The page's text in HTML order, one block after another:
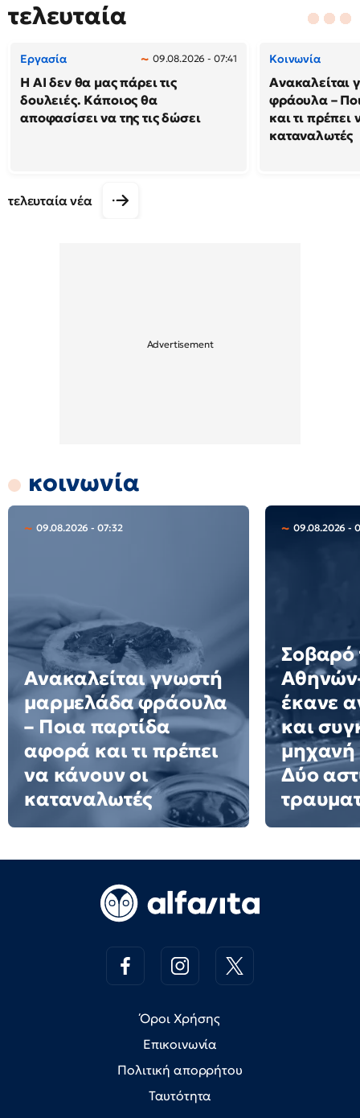
τελευταία
Εργασία 09.08.2026 - 07:41
Η AI δεν θα μας πάρει τις
δουλειές. Κάποιος θα
αποφασίσει να της τις δώσει
Κοινωνία
Ανακαλείται
φράουλα –
και τι πρέπει
καταναλωτές
τελευταία νέα
κοινωνία
09.08.2026 - 07:32
Ανακαλείται γνωστή
μαρμελάδα φράουλα
– Ποια παρτίδα
αφορά και τι πρέπει
να κάνουν οι
καταναλωτές
09.08.2026 -
Σοβαρό
έκανε
και
μηχανή
Δύο
Όροι Χρήσης
Επικοινωνία
Πολιτική απορρήτου
Ταυτότητα